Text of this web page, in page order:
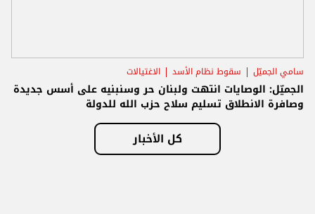
سامي الجميّل سقوط نظام الأسد الاغتيالات
الجميّل: الوصايات انتهت ولبنان حر وسنبنيه على أسس جديدة
وصافرة الانطلاق تسليم سلاح حزب الله للدولة
كل الأخبار